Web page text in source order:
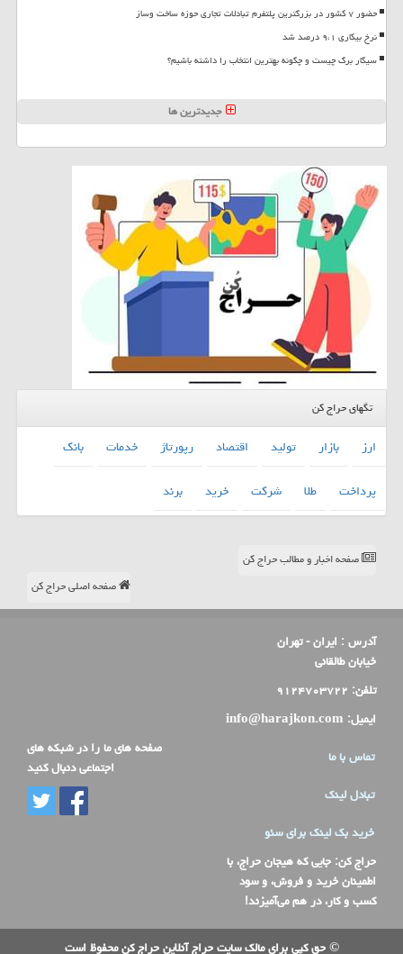
حضور ۷ کشور در بزرگترین پلتفرم تبادلات تجاری حوزه ساخت وساز
نرخ بیکاری ۹،۱ درصد شد
سیگار برگ چیست و چگونه بهترین انتخاب را داشته باشیم؟
جدیدترین ها
تگهای حراج کن
ارز بازار تولید اقتصاد رپورتاژ خدمات
بانك
پرداخت
طلا شركت خرید برند
صفحه اخبار و مطالب حراج کن
صفحه اصلی حراج کن
آدرس : ایران - تهران
خیابان طالقانی
تلفن: ۹۱۲۴۷۰۳۷۲۲
ایمیل: info@harajkon.com
تماس با ما
تبادل لینک
خرید بک لینک برای سئو
حراج کن: جایی که هیجان حراج، با
اطمینان خرید و فروش، و سود
کسب و کار، در هم می‌آمیزند!
صفحه های ما را در شبکه های
اجتماعی دنبال کنید
© حق کپی برای مالک سایت حراج آنلاین حراج کن محفوظ است